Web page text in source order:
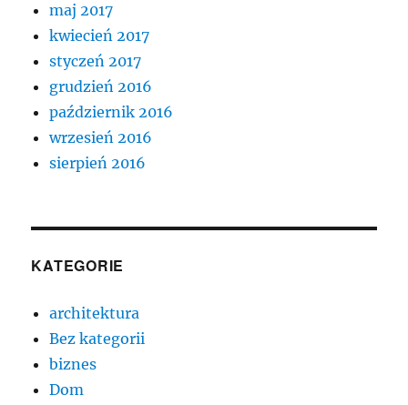
maj 2017
kwiecień 2017
styczeń 2017
grudzień 2016
październik 2016
wrzesień 2016
sierpień 2016
KATEGORIE
architektura
Bez kategorii
biznes
Dom